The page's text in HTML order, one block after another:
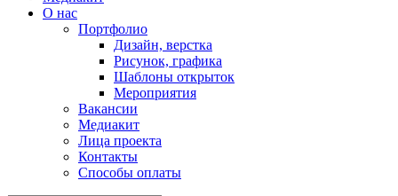
О нас
Портфолио
Дизайн, верстка
Рисунок, графика
Шаблоны открыток
Мероприятия
Вакансии
Медиакит
Лица проекта
Контакты
Способы оплаты